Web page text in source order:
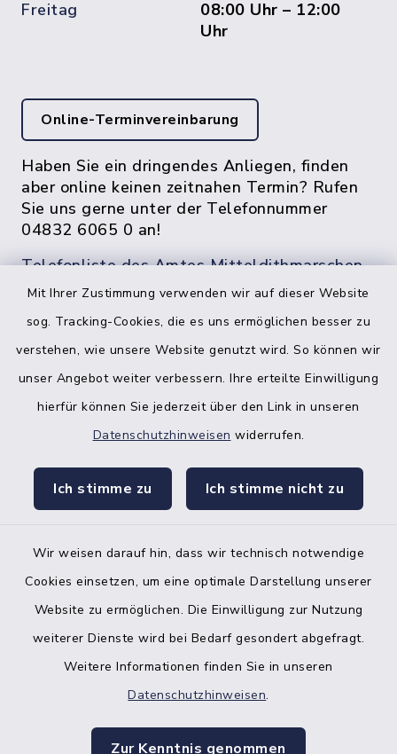
Mit Ihrer Zustimmung verwenden wir auf dieser Website
sog. Tracking-Cookies, die es uns ermöglichen besser zu
verstehen, wie unsere Website genutzt wird. So können wir
unser Angebot weiter verbessern. Ihre erteilte Einwilligung
hierfür können Sie jederzeit über den Link in unseren
Datenschutzhinweisen widerrufen.
Ich stimme zu Ich stimme nicht zu
Wir weisen darauf hin, dass wir technisch notwendige
Cookies einsetzen, um eine optimale Darstellung unserer
Website zu ermöglichen. Die Einwilligung zur Nutzung
weiterer Dienste wird bei Bedarf gesondert abgefragt.
Weitere Informationen finden Sie in unseren
Datenschutzhinweisen.
Zur Kenntnis genommen
Freitag
08:00 Uhr – 12:00
Uhr
Online-Terminvereinbarung
Haben Sie ein dringendes Anliegen, finden
aber online keinen zeitnahen Termin? Rufen
Sie uns gerne unter der Telefonnummer
04832 6065 0 an!
Telefonliste des Amtes Mitteldithmarschen
facebook
Bankverbindung der Amtskasse
Barrierefreiheit